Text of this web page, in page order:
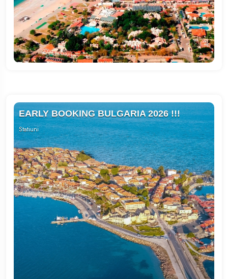
DELPHIN PALACE 5*
GURAL PREMIER TEKIROVA 5*
AQUASIS DELUXE RESORT 5*
EARLY BOOKING BULGARIA 2026 !!!
Statiuni
Nisipurile de Aur
Sunny Beach